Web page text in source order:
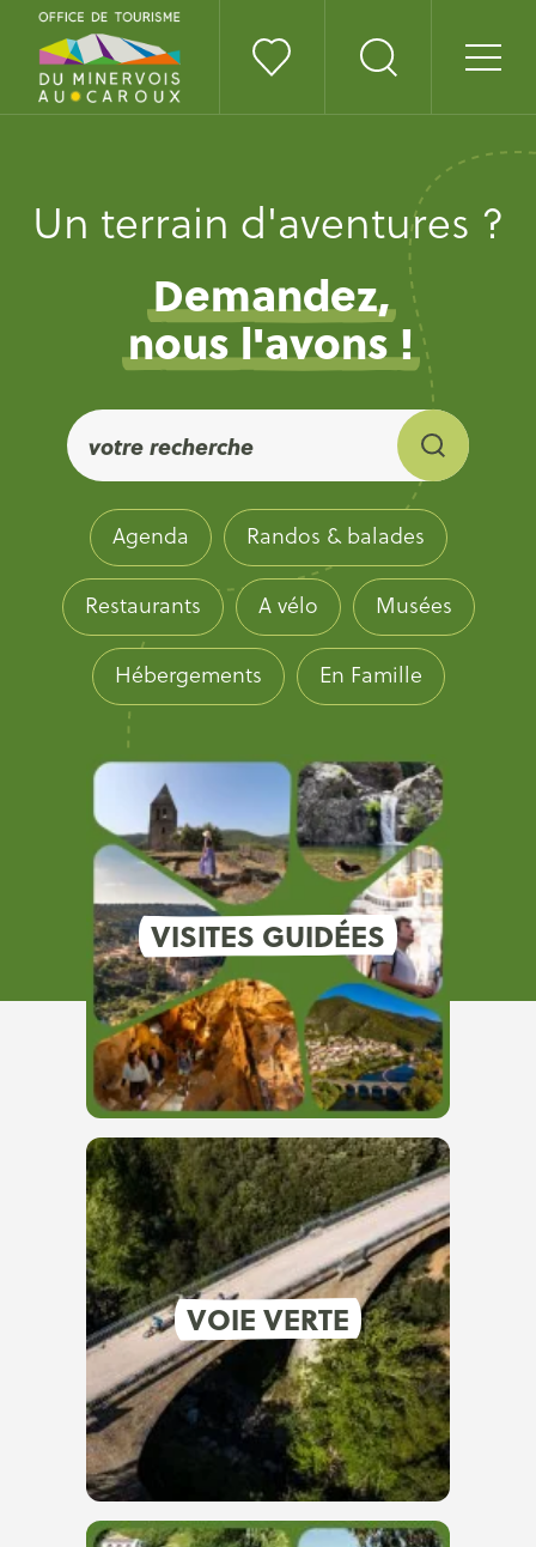
Un terrain d'aventures ?
Demandez,
nous l'avons !
Agenda Randos & balades
Restaurants A vélo Musées
Hébergements En Famille
VISITES GUIDÉES
VOIE VERTE